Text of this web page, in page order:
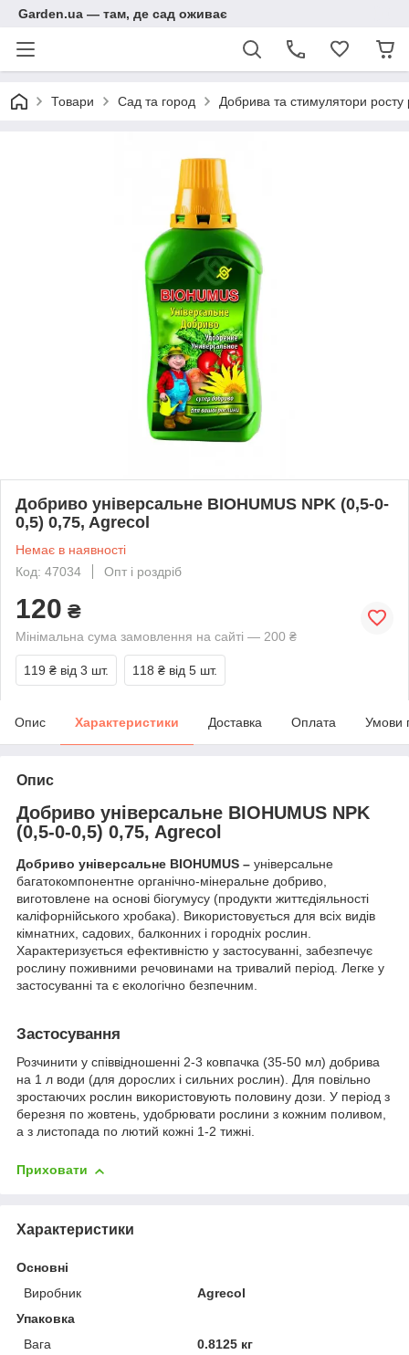
Garden.ua — там, де сад оживає
Товари Сад та город Добрива та стимулятори росту
Добриво універсальне BIOHUMUS NPK (0,5-0-
0,5) 0,75, Agrecol
Немає в наявності
Код: 47034
Опт і роздріб
120 ₴
Мінімальна сума замовлення на сайті — 200 ₴
119 ₴ від 3 шт. 118 ₴ від 5 шт.
Опис Характеристики Доставка Оплата Умови
Опис
Добриво універсальне BIOHUMUS NPK
(0,5-0-0,5) 0,75, Agrecol
Добриво універсальне BIOHUMUS – універсальне
багатокомпонентне органічно-мінеральне добриво,
виготовлене на основі біогумусу (продукти життєдіяльності
каліфорнійського хробака). Використовується для всіх видів
кімнатних, садових, балконних і городніх рослин.
Характеризується ефективністю у застосуванні, забезпечує
рослину поживними речовинами на тривалий період. Легке у
застосуванні та є екологічно безпечним.
Застосування
Розчинити у співвідношенні 2-3 ковпачка (35-50 мл) добрива
на 1 л води (для дорослих і сильних рослин). Для повільно
зростаючих рослин використовують половину дози. У період з
березня по жовтень, удобрювати рослини з кожним поливом,
а з листопада по лютий кожні 1-2 тижні.
Приховати
Характеристики
Основні
Виробник
Agrecol
Упаковка
Вага
0.8125 кг